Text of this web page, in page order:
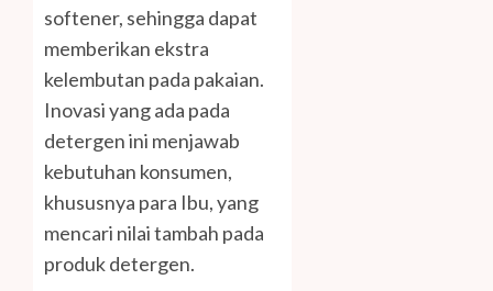
softener, sehingga dapat
memberikan ekstra
kelembutan pada pakaian.
Inovasi yang ada pada
detergen ini menjawab
kebutuhan konsumen,
khususnya para Ibu, yang
mencari nilai tambah pada
produk detergen.